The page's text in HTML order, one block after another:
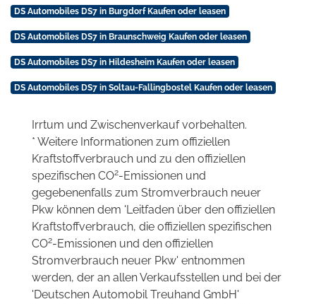
DS Automobiles DS7 in Burgdorf Kaufen oder leasen
DS Automobiles DS7 in Braunschweig Kaufen oder leasen
DS Automobiles DS7 in Hildesheim Kaufen oder leasen
DS Automobiles DS7 in Soltau-Fallingbostel Kaufen oder leasen
Irrtum und Zwischenverkauf vorbehalten.
* Weitere Informationen zum offiziellen
Kraftstoffverbrauch und zu den offiziellen
spezifischen CO2-Emissionen und
gegebenenfalls zum Stromverbrauch neuer
Pkw können dem 'Leitfaden über den offiziellen
Kraftstoffverbrauch, die offiziellen spezifischen
CO2-Emissionen und den offiziellen
Stromverbrauch neuer Pkw' entnommen
werden, der an allen Verkaufsstellen und bei der
'Deutschen Automobil Treuhand GmbH'